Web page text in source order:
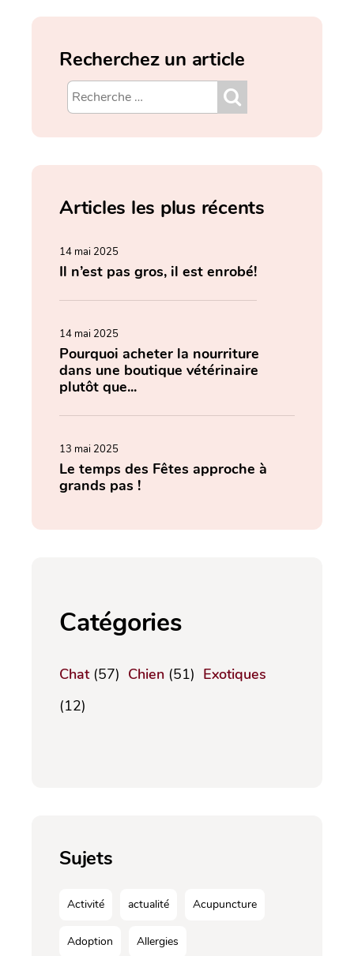
Recherchez un article
Articles les plus récents
14 mai 2025
Il n’est pas gros, il est enrobé!
14 mai 2025
Pourquoi acheter la nourriture
dans une boutique vétérinaire
plutôt que...
13 mai 2025
Le temps des Fêtes approche à
grands pas !
Catégories
Chat(57) Chien (51) Exotiques
(12)
Sujets
Activité actualité Acupuncture
Adoption Allergies